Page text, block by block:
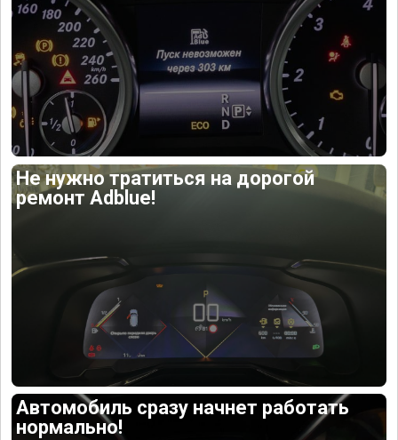
Не нужно тратиться на дорогой
ремонт Adblue!
Автомобиль сразу начнет работать
нормально!